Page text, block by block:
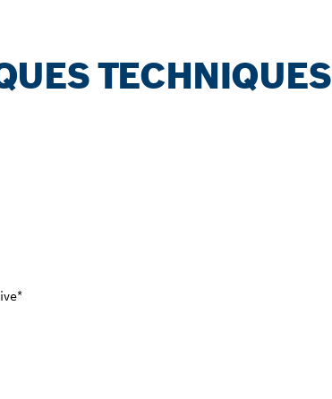
TECHNIQUES